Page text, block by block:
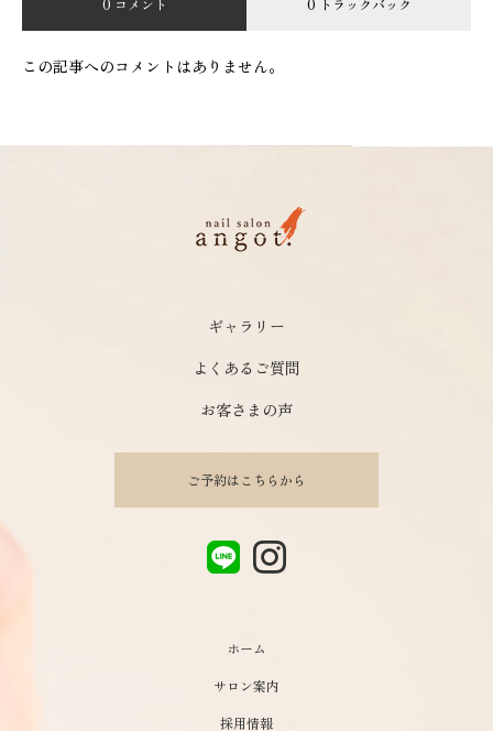
0 コメント 0 トラックバック
この記事へのコメントはありません。
ギャラリー
よくあるご質問
お客さまの声
ご予約はこちらから
ホーム
サロン案内
採用情報